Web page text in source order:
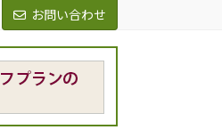
お問い合わせ